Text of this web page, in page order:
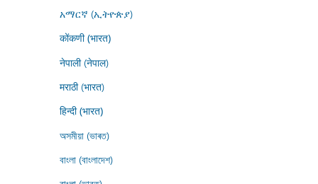
አማርኛ (ኢትዮጵያ)
कोंकणी (भारत)
नेपाली (नेपाल)
मराठी (भारत)
हिन्दी (भारत)
অসমীয়া (ভাৰত)
বাংলা (বাংলাদেশ)